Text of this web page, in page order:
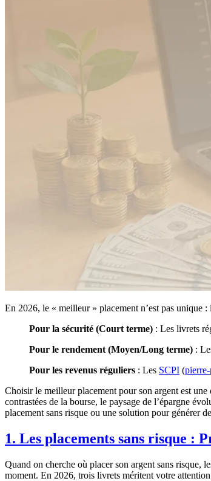
En 2026, le « meilleur » placement n’est pas unique
Pour la sécurité (Court terme) : Les livrets
Pour le rendement (Moyen/Long terme) :
Pour les revenus réguliers : Les SCPI (
Choisir le meilleur placement pour son argent est
contrastées de la bourse, le paysage de l’épargne
placement sans risque ou une solution pour générer
1. Les placements sans risque :
Quand on cherche où placer son argent sans risque,
moment. En 2026, trois livrets méritent votre